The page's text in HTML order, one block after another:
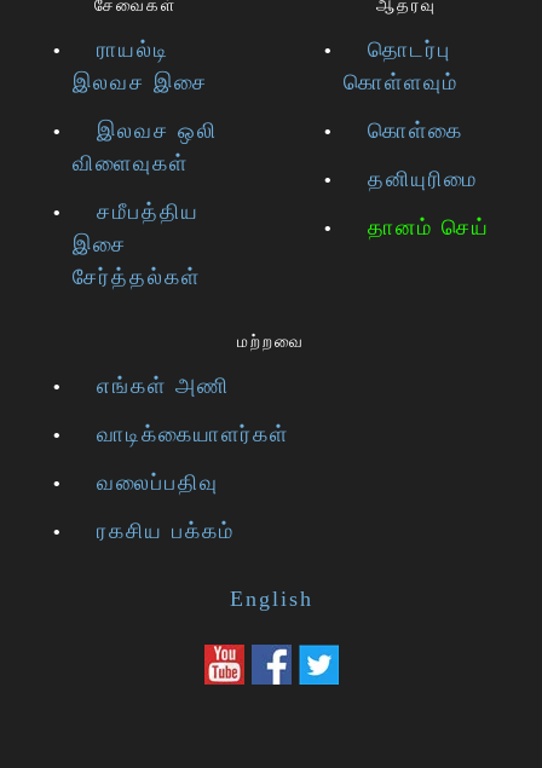
சேவைகள்
ராயல்டி
இலவச இசை
இலவச ஒலி
விளைவுகள்
சமீபத்திய
இசை
சேர்த்தல்கள்
ஆதரவு
தொடர்பு
கொள்ளவும்
கொள்கை
தனியுரிமை
தானம் செய்
மற்றவை
எங்கள் அணி
வாடிக்கையாளர்கள்
வலைப்பதிவு
ரகசிய பக்கம்
English